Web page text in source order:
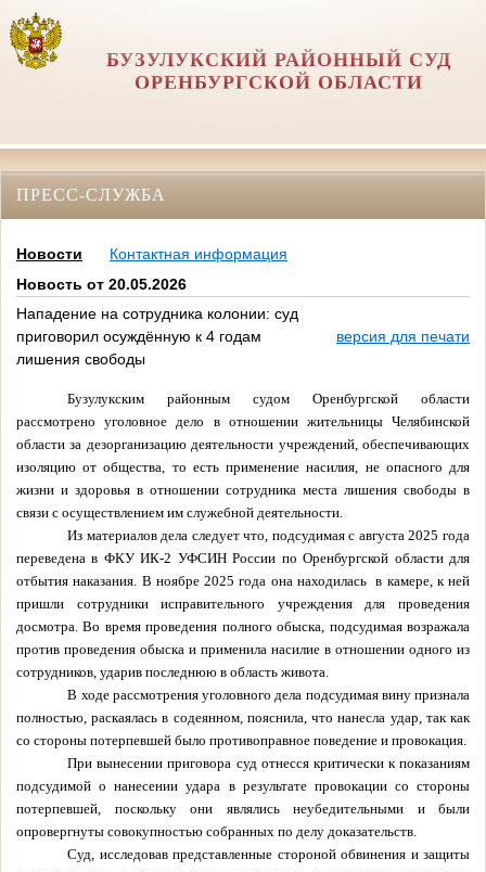
БУЗУЛУКСКИЙ РАЙОННЫЙ СУД
ОРЕНБУРГСКОЙ ОБЛАСТИ
ПРЕСС-СЛУЖБА
Новости
Контактная информация
Новость от 20.05.2026
Нападение на сотрудника колонии: суд
приговорил осуждённую к 4 годам
лишения свободы
версия для печати
Бузулукским районным судом Оренбургской области
рассмотрено уголовное дело в отношении жительницы Челябинской
области за дезорганизацию деятельности учреждений, обеспечивающих
изоляцию от общества, то есть применение насилия, не опасного для
жизни и здоровья в отношении сотрудника места лишения свободы в
связи с осуществлением им служебной деятельности.
Из материалов дела следует что, подсудимая с августа 2025 года
переведена в ФКУ ИК-2 УФСИН России по Оренбургской области для
отбытия наказания. В ноябре 2025 года она находилась в камере, к ней
пришли сотрудники исправительного учреждения для проведения
досмотра. Во время проведения полного обыска, подсудимая возражала
против проведения обыска и применила насилие в отношении одного из
сотрудников, ударив последнюю в область живота.
В ходе рассмотрения уголовного дела подсудимая вину признала
полностью, раскаялась в содеянном, пояснила, что нанесла удар, так как
со стороны потерпевшей было противоправное поведение и провокация.
При вынесении приговора суд отнесся критически к показаниям
подсудимой о нанесении удара в результате провокации со стороны
потерпевшей, поскольку они являлись неубедительными и были
опровергнуты совокупностью собранных по делу доказательств.
Суд, исследовав представленные стороной обвинения и защиты